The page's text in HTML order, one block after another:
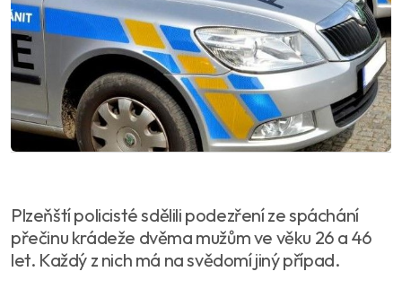
Plzeňští policisté sdělili podezření ze spáchání
přečinu krádeže dvěma mužům ve věku 26 a 46
let. Každý z nich má na svědomí jiný případ.